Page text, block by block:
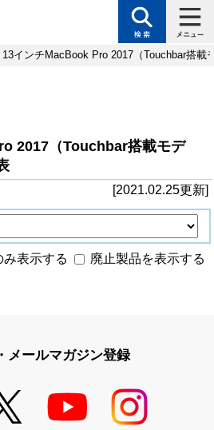
インチMacBook Pro 2017（Touchbar搭載
2017（Touchbar搭載モデ
[2021.02.25更新]
表示する 廃止製品を表示する
メールマガジン登録